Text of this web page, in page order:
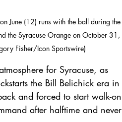
June (12) runs with the ball during the
the Syracuse Orange on October 31,
Fisher/Icon Sportswire)
for Syracuse, as
the Bill Belichick era in
and forced to start walk-on
after halftime and never